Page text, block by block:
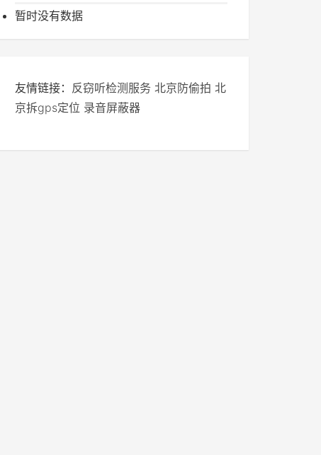
暂时没有数据
友情链接： 反窃听检测服务 北京防偷拍 北
京拆gps定位 录音屏蔽器